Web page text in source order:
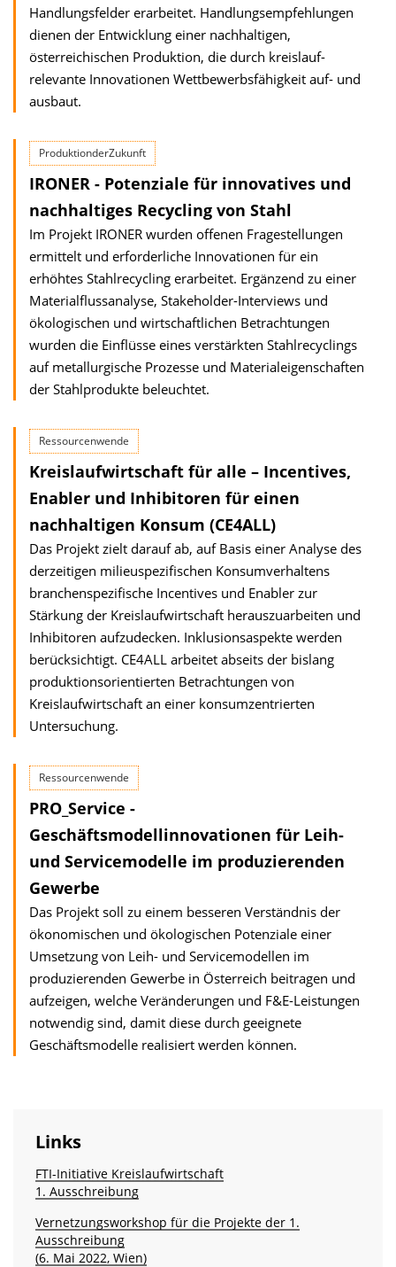
Handlungsfelder erarbeitet. Handlungs­empfehlungen
dienen der Entwicklung einer nachhaltigen,
österreichischen Produktion, die durch kreislauf­
relevante Innovationen Wettbewerbs­fähigkeit auf- und
ausbaut.
ProduktionderZukunft
IRONER - Potenziale für innovatives und
nachhaltiges Recycling von Stahl
Im Projekt IRONER wurden offenen Fragestellungen
ermittelt und erforderliche Innovationen für ein
erhöhtes Stahlrecycling erarbeitet. Ergänzend zu einer
Materialflussanalyse, Stakeholder-Interviews und
ökologischen und wirtschaftlichen Betrachtungen
wurden die Einflüsse eines verstärkten Stahlrecyclings
auf metallurgische Prozesse und Materialeigenschaften
der Stahlprodukte beleuchtet.
Ressourcenwende
Kreislaufwirtschaft für alle – Incentives,
Enabler und Inhibitoren für einen
nachhaltigen Konsum (CE4ALL)
Das Projekt zielt darauf ab, auf Basis einer Analyse des
derzeitigen milieu­spezifischen Konsumverhaltens
branchenspezifische Incentives und Enabler zur
Stärkung der Kreislaufwirtschaft herauszuarbeiten und
Inhibitoren aufzudecken. Inklusionsaspekte werden
berücksichtigt. CE4ALL arbeitet abseits der bislang
produktionsorientierten Betrachtungen von
Kreislaufwirtschaft an einer konsumzentrierten
Untersuchung.
Ressourcenwende
PRO_Service -
Geschäftsmodellinnovationen für Leih-
und Servicemodelle im produzierenden
Gewerbe
Das Projekt soll zu einem besseren Verständnis der
ökonomischen und ökologischen Potenziale einer
Umsetzung von Leih- und Servicemodellen im
produzierenden Gewerbe in Österreich beitragen und
aufzeigen, welche Veränderungen und F&E-Leistungen
notwendig sind, damit diese durch geeignete
Geschäftsmodelle realisiert werden können.
Links
FTI-Initiative Kreislaufwirtschaft
1. Ausschreibung
Vernetzungsworkshop für die Projekte der 1.
Ausschreibung
(6. Mai 2022, Wien)